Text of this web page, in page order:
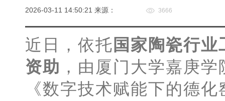
2026-03-11 14:50:21 来源： 3666
近日，依托 国家陶瓷行
资助 ，由厦门大学嘉庚
《数字技术赋能下的德